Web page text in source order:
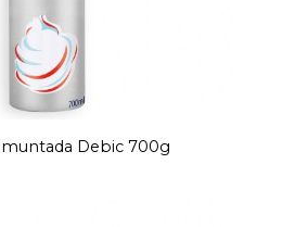
muntada Debic 700g